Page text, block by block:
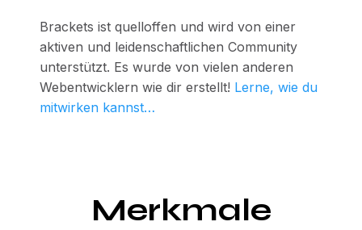
Brackets ist quelloffen und wird von einer
aktiven und leidenschaftlichen Community
unterstützt. Es wurde von vielen anderen
Webentwicklern wie dir erstellt! Lerne, wie du
mitwirken kannst…
Merkmale